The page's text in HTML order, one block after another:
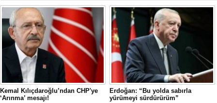
Kemal Kılıçdaroğlu’ndan CHP'ye
‘Arınma’ mesajı!
Erdoğan: “Bu yolda sabırla
yürümeyi sürdürürüm”